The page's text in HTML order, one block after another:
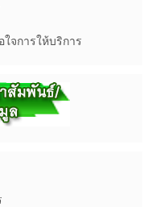
จการให้บริการ